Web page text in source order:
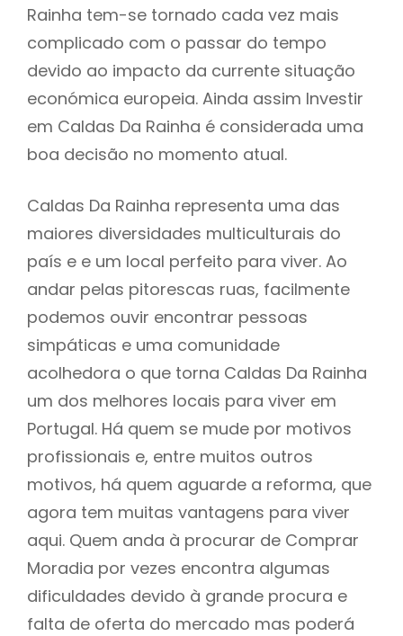
Rainha tem-se tornado cada vez mais
complicado com o passar do tempo
devido ao impacto da currente situação
económica europeia. Ainda assim Investir
em Caldas Da Rainha é considerada uma
boa decisão no momento atual.
Caldas Da Rainha representa uma das
maiores diversidades multiculturais do
país e e um local perfeito para viver. Ao
andar pelas pitorescas ruas, facilmente
podemos ouvir encontrar pessoas
simpáticas e uma comunidade
acolhedora o que torna Caldas Da Rainha
um dos melhores locais para viver em
Portugal. Há quem se mude por motivos
profissionais e, entre muitos outros
motivos, há quem aguarde a reforma, que
agora tem muitas vantagens para viver
aqui. Quem anda à procurar de Comprar
Moradia por vezes encontra algumas
dificuldades devido à grande procura e
falta de oferta do mercado mas poderá